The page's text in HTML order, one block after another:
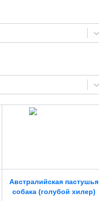
Австралийская пастушья
собака (голубой хилер)